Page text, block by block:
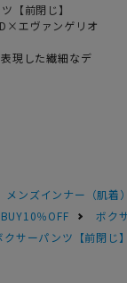
【前閉じ】
エヴァンゲリオ
現した繊細なデ
メンズインナー（肌着
％OFF
ボク
クサーパンツ【前閉じ